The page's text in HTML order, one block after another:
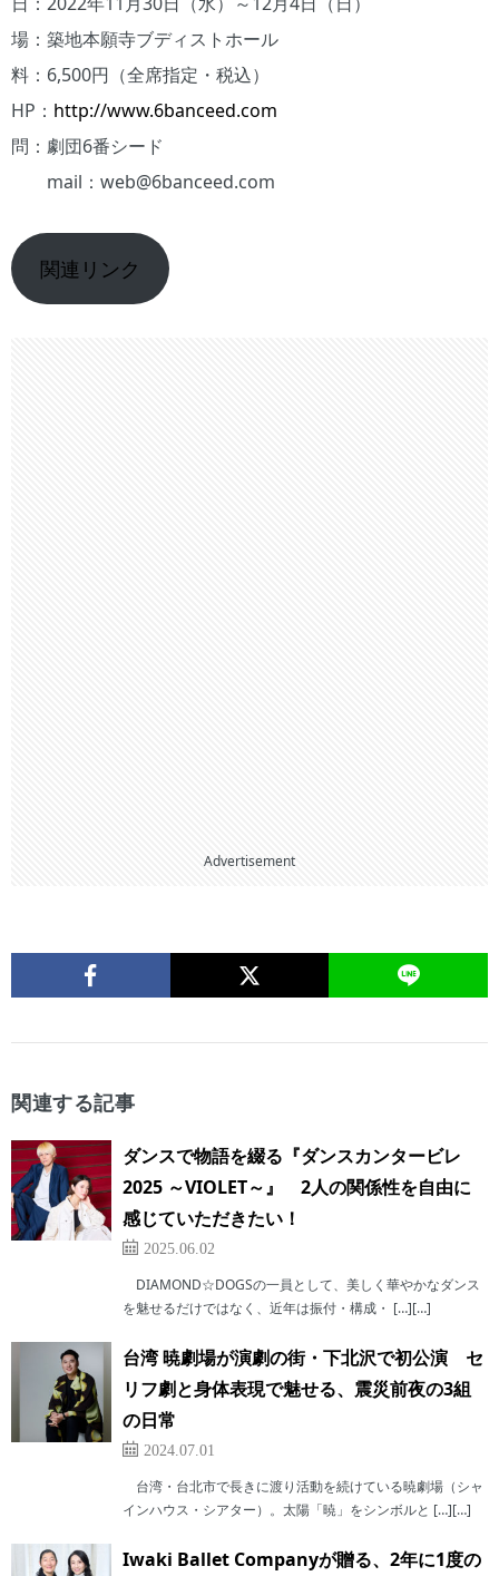
場：築地本願寺ブディストホール
料：6,500円（全席指定・税込）
HP： http://www.6banceed.com
問：劇団6番シード
mail：web@6banceed.com
関連リンク
Advertisement
関連する記事
ダンスで物語を綴る『ダンスカンタービレ
2025 ～VIOLET～』 2人の関係性を自由に
感じていただきたい！
2025.06.02
DIAMOND☆DOGSの一員として、美しく華やかなダンス
を魅せるだけではなく、近年は振付・構成・ […][…]
台湾 暁劇場が演劇の街・下北沢で初公演 セ
リフ劇と身体表現で魅せる、震災前夜の3組
の日常
2024.07.01
台湾・台北市で長きに渡り活動を続けている暁劇場（シャ
インハウス・シアター）。太陽「暁」をシンボルと […][…]
Iwaki Ballet Companyが贈る、2年に1度の